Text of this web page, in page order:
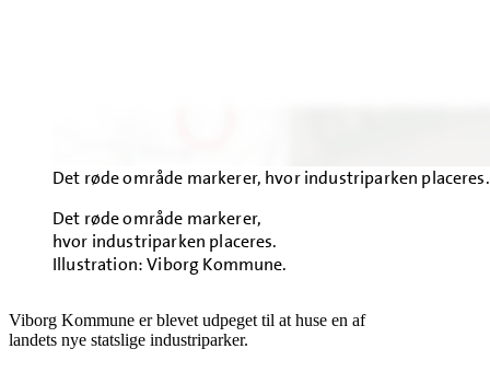
Det røde område markerer, hvor industriparken
Det røde område markerer,
hvor industriparken placeres.
Illustration: Viborg Kommune.
Viborg Kommune er blevet udpeget til at huse en af
landets nye statslige industriparker.